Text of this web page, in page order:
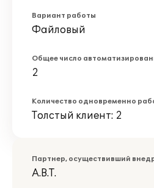
Вариант работы
Файловый
Общее число
2
Количество одновременно
Толстый клиент: 2
Партнер, осуществивший
А.В.Т.